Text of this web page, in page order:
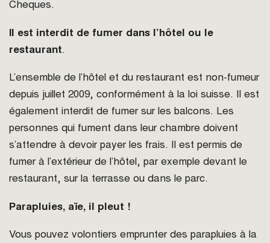
Cheques.
Il est interdit de fumer dans l’hôtel ou le
restaurant.
L’ensemble de l’hôtel et du restaurant est non-fumeur
depuis juillet 2009, conformément à la loi suisse. Il est
également interdit de fumer sur les balcons. Les
personnes qui fument dans leur chambre doivent
s’attendre à devoir payer les frais. Il est permis de
fumer à l’extérieur de l’hôtel, par exemple devant le
restaurant, sur la terrasse ou dans le parc.
Parapluies, aïe, il pleut !
Vous pouvez volontiers emprunter des parapluies à la